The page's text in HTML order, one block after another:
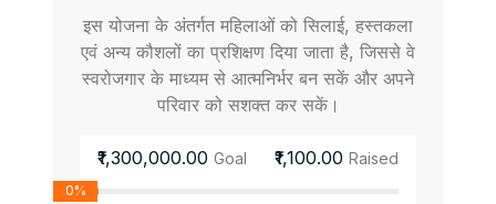
इस योजना के अंतर्गत महिलाओं को सिलाई, हस्तकला
एवं अन्य कौशलों का प्रशिक्षण दिया जाता है, जिससे वे
स्वरोजगार के माध्यम से आत्मनिर्भर बन सकें और अपने
परिवार को सशक्त कर सकें।
₹1,300,000.00 Goal ₹1,100.00 Raised
0%